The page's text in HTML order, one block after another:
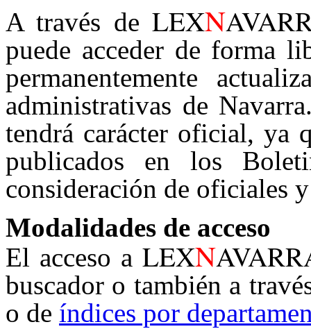
A través de LEXN
puede acceder de forma
permanentemente
administrativas de
tendrá carácter oficial, ya
publicados en los
consideración de oficiales
Modalidades de acceso
El acceso aLEXN
buscador o también a
o de índices por